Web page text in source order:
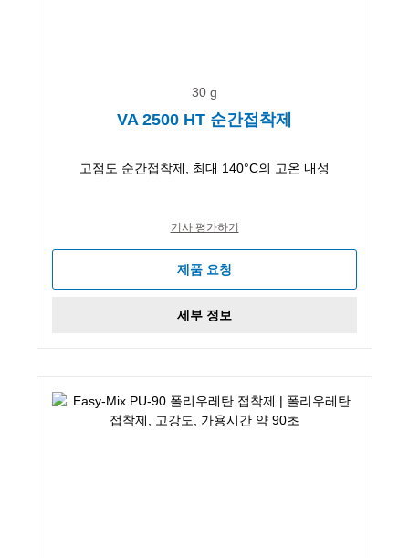
30 g
VA 2500 HT 순간접착제
고점도 순간접착제, 최대 140°C의 고온 내성
기사 평가하기
제품 요청
세부 정보